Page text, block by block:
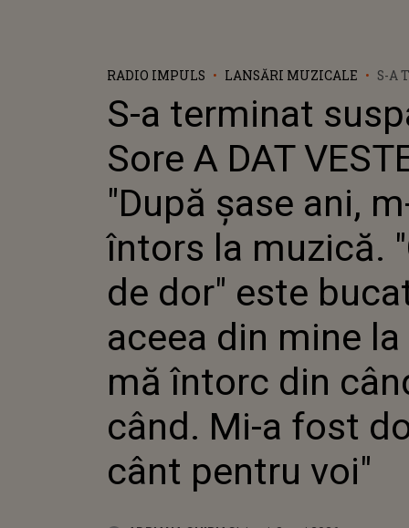
RADIO IMPULS LANSĂRI MUZICALE
S-A
DAT
DIN
MI-A
S-a terminat
Sore A DAT
"După șase ani,
întors la muzică.
de dor" este
aceea din mine la
mă întorc din
când. Mi-a fost
cânt pentru voi"